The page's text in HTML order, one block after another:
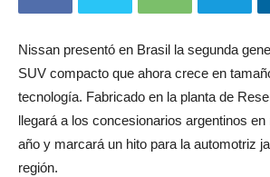
Nissan presentó en Brasil la segunda
SUV compacto que ahora crece en
tecnología. Fabricado en la planta de
llegará a los concesionarios argentinos
año y marcará un hito para la automotriz
región.